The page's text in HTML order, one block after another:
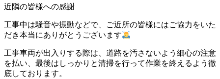
近隣の皆様への感謝
工事中は騒音や振動などで、ご近所の皆様にはご協力をいた
だき本当にありがとうございます
工事車両が出入りする際は、道路を汚さないよう細心の注意
を払い、最後はしっかりと清掃を行って作業を終えるよう徹
底しております。